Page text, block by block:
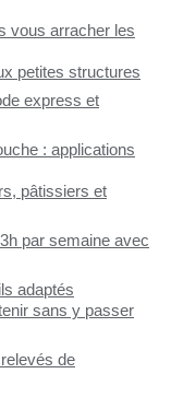
vous arracher les
petites structures
express et
: applications
pâtissiers et
par semaine avec
adaptés
sans y passer
de